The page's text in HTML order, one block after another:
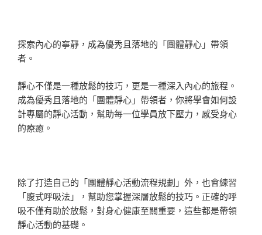
探索內心的寧靜，成為優秀且落地的「團體靜心」帶領
者。
靜心不僅是一種放鬆的技巧，更是一種深入內心的旅程。
成為優秀且落地的「團體靜心」帶領者，你將學會如何設
計專屬的靜心活動，幫助每一位學員放下壓力，感受身心
的療癒。
除了打造自己的「團體靜心活動流程規劃」外，也會練習
「腹式呼吸法」，幫助您掌握深層放鬆的技巧。正確的呼
吸不僅有助於放鬆，對身心健康至關重要，這些都是帶領
靜心活動的基礎。